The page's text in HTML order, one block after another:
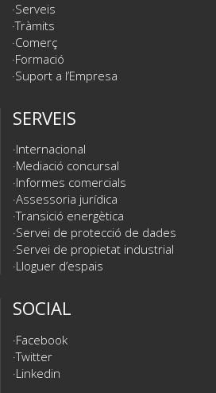
Serveis
Tràmits
Comerç
Formació
Suport a l’Empresa
SERVEIS
Internacional
Mediació concursal
Informes comercials
Assessoria jurídica
Transició energètica
Servei de protecció de dades
Servei de propietat industrial
Lloguer d’espais
SOCIAL
Facebook
Twitter
Linkedin